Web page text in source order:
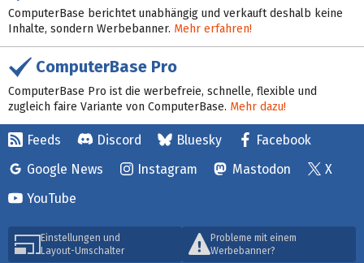
ComputerBase berichtet unabhängig und verkauft deshalb keine
Inhalte, sondern Werbebanner. Mehr erfahren!
ComputerBase Pro
ComputerBase Pro ist die werbefreie, schnelle, flexible und
zugleich faire Variante von ComputerBase. Mehr dazu!
Feeds Discord Bluesky
Facebook
Google News
Instagram Mastodon
X
YouTube
Einstellungen und
Layout-Umschalter
Probleme mit einem
Werbebanner?